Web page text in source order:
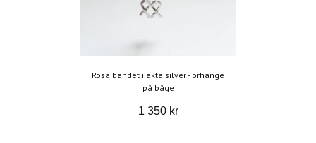
Rosa bandet i äkta silver - örhänge
på båge
1 350 kr